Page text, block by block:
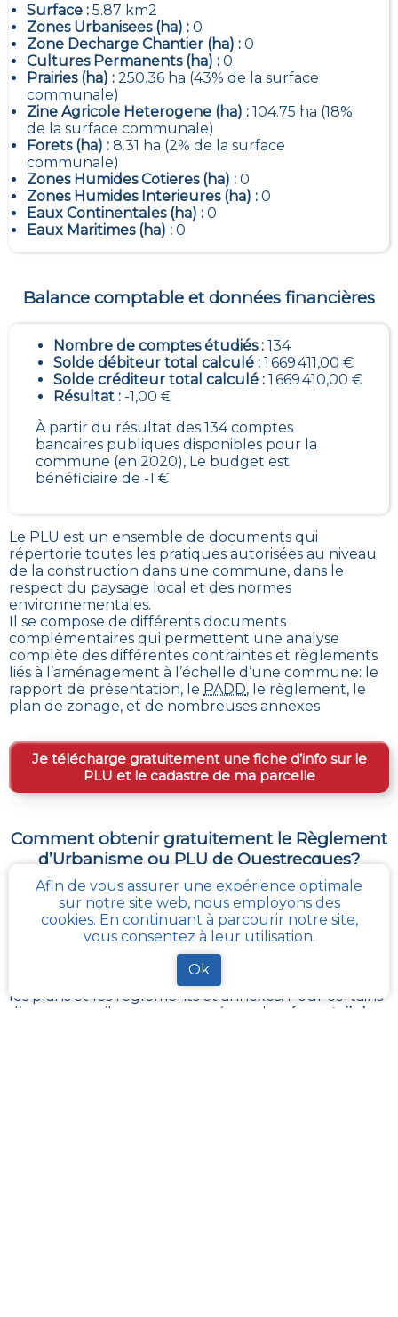
Surface : 5.87 km2
Zones Urbanisees (ha) : 0
Zone Decharge Chantier (ha) : 0
Cultures Permanents (ha) : 0
Prairies (ha) : 250.36 ha (43% de la surface
communale)
Zine Agricole Heterogene (ha) : 104.75 ha (18%
de la surface communale)
Forets (ha) : 8.31 ha (2% de la surface
communale)
Zones Humides Cotieres (ha) : 0
Zones Humides Interieures (ha) : 0
Eaux Continentales (ha) : 0
Eaux Maritimes (ha) : 0
Balance comptable et données financières
Nombre de comptes étudiés : 134
Solde débiteur total calculé : 1 669 411,00 €
Solde créditeur total calculé : 1 669 410,00 €
Résultat : -1,00 €
À partir du résultat des 134 comptes
bancaires publiques disponibles pour la
commune (en 2020), Le budget est
bénéficiaire de -1 €
Le PLU est un ensemble de documents qui
répertorie toutes les pratiques autorisées au niveau
de la construction dans une commune, dans le
respect du paysage local et des normes
environnementales.
Il se compose de différents documents
complémentaires qui permettent une analyse
complète des différentes contraintes et règlements
liés à l’aménagement à l’échelle d’une commune: le
rapport de présentation, le PADD, le règlement, le
plan de zonage, et de nombreuses annexes
Je télécharge gratuitement une fiche d’info sur le
PLU et le cadastre de ma parcelle
Comment obtenir gratuitement le Règlement
d’Urbanisme ou PLU de Questrecques?
PLU est disponible gratuitementdans la mairie de
votre commune, ou auprès des services de
l’urbanisme de la communauté de communes
référentes.
Il revient à ces administrations de maintenir à jour les
différents documents du PLUI ou du PLUI que sont :
les plans et les règlements et annexes. Pour certains
d’entres eux, ils sont transposés sur le
géoportail de
Afin de vous assurer une expérience optimale
sur notre site web, nous employons des
cookies. En continuant à parcourir notre site,
vous consentez à leur utilisation.
Ok